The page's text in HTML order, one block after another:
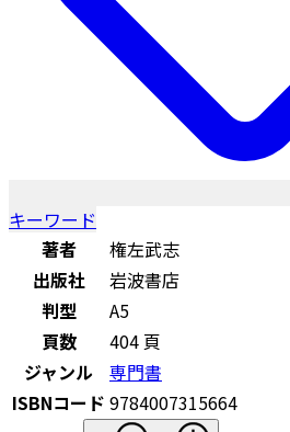
キーワード
著者
権左武志
出版社
岩波書店
判型
A5
頁数
404 頁
ジャンル
専門書
ISBNコード 9784007315664